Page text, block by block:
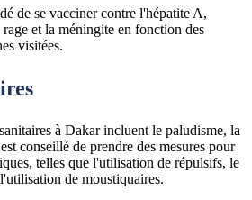
de se vacciner contre l'hépatite A,
et la méningite en fonction des
visitées​.
à Dakar incluent le paludisme, la
conseillé de prendre des mesures pour
telles que l'utilisation de répulsifs, le
de moustiquaires.